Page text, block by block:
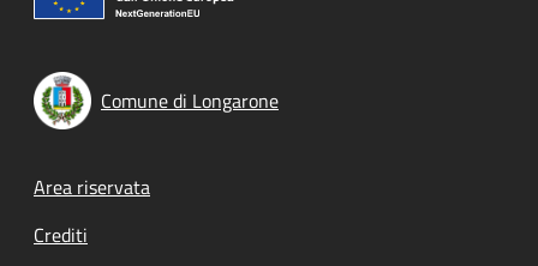
Comune di Longarone
Footer menu
Area riservata
Crediti